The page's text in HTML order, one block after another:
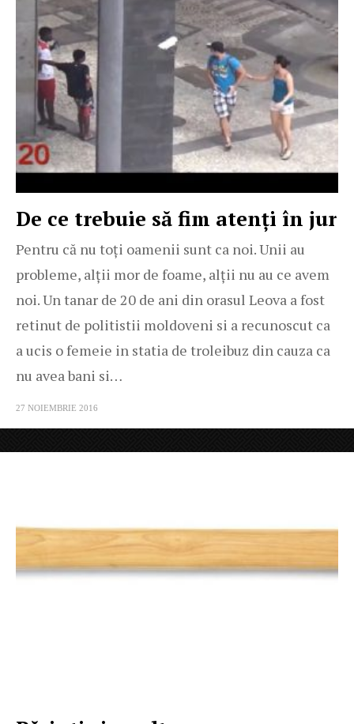
De ce trebuie să fim atenți în jur
Pentru că nu toți oamenii sunt ca noi. Unii au
probleme, alții mor de foame, alții nu au ce avem
noi. Un tanar de 20 de ani din orasul Leova a fost
retinut de politistii moldoveni si a recunoscut ca
a ucis o femeie in statia de troleibuz din cauza ca
nu avea bani si…
27 NOIEMBRIE 2016